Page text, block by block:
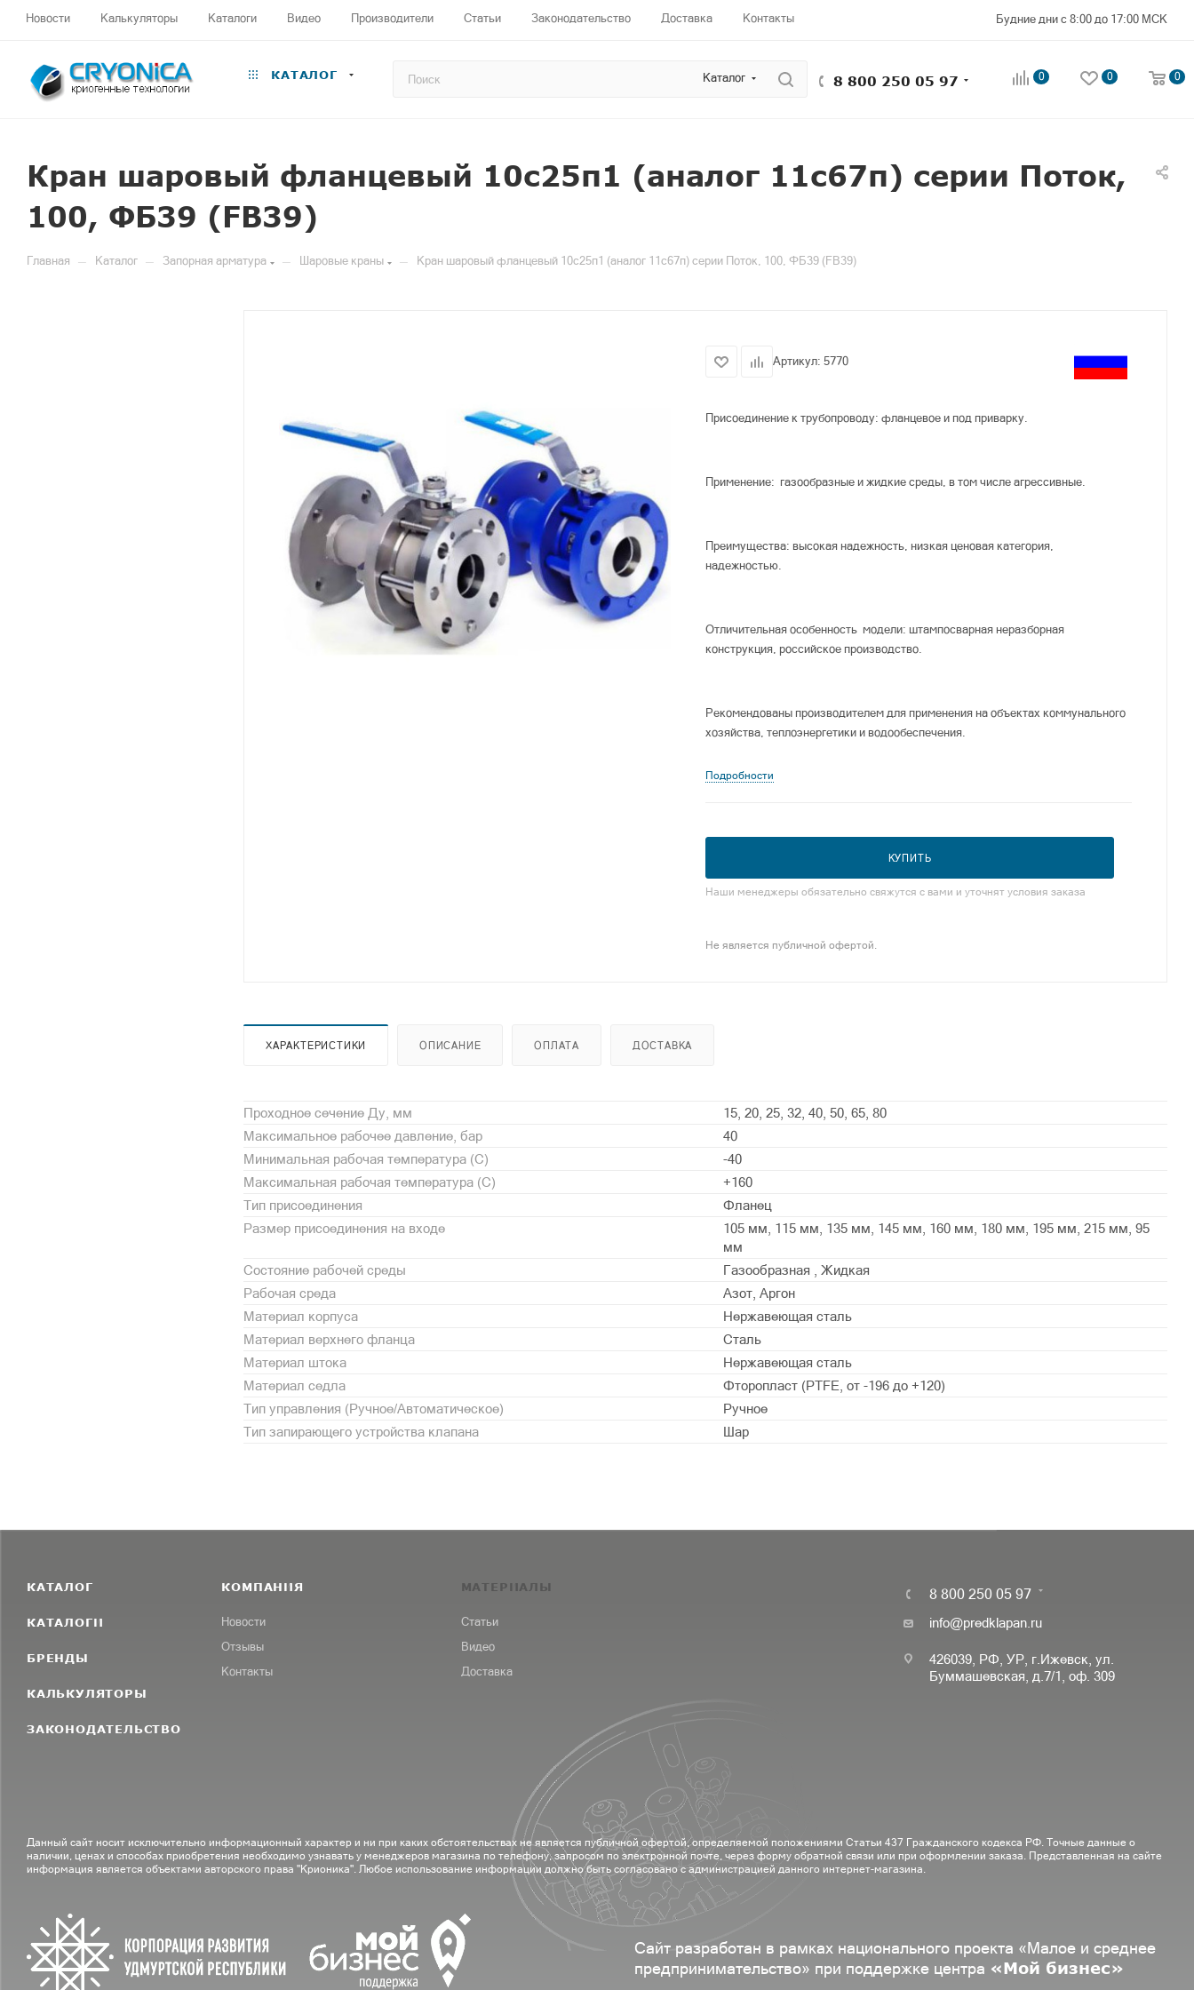
Новости Калькуляторы Каталоги Видео Производители Статьи Законодательство Доставка Контакты Будние дни с 8:00 до 17:00 МСК
КАТАЛОГ Каталог 8 800 250 05 97 0 0 0
Кран шаровый фланцевый 10c25п1 (аналог 11с67п) cерии Поток,
100, ФБ39 (FB39)
Главная — Каталог — Запорная арматура — Шаровые краны — Кран шаровый фланцевый 10c25п1 (аналог 11с67п) cерии Поток, 100, ФБ39 (FB39)
Артикул: 5770
Присоединение к трубопроводу: фланцевое и под приварку.
Применение: газообразные и жидкие среды, в том числе агрессивные.
Преимущества: высокая надежность, низкая ценовая категория,
надежностью.
Отличительная особенность модели: штампосварная неразборная
конструкция, российское производство.
Рекомендованы производителем для применения на объектах коммунального
хозяйства, теплоэнергетики и водообеспечения.
Подробности
КУПИТЬ
Наши менеджеры обязательно свяжутся с вами и уточнят условия заказа
Не является публичной офертой.
ХАРАКТЕРИСТИКИ ОПИСАНИЕ ОПЛАТА ДОСТАВКА
Проходное сечение Ду, мм
15, 20, 25, 32, 40, 50, 65, 80
Максимальное рабочее давление, бар
40
Минимальная рабочая температура (С)
-40
Максимальная рабочая температура (С)
+160
Тип присоединения
Фланец
Размер присоединения на входе
105 мм, 115 мм, 135 мм, 145 мм, 160 мм, 180 мм, 195 мм, 215 мм, 95
мм
Состояние рабочей среды
Газообразная , Жидкая
Рабочая среда
Азот, Аргон
Материал корпуса
Нержавеющая сталь
Материал верхнего фланца
Сталь
Материал штока
Нержавеющая сталь
Материал седла
Фторопласт (PTFE, от -196 до +120)
Тип управления (Ручное/Автоматическое)
Ручное
Тип запирающего устройства клапана
Шар
КАТАЛОГ
КАТАЛОГИ
БРЕНДЫ
КАЛЬКУЛЯТОРЫ
ЗАКОНОДАТЕЛЬСТВО
КОМПАНИЯ
Новости
Отзывы
Контакты
МАТЕРИАЛЫ
Статьи
Видео
Доставка
8 800 250 05 97
info@predklapan.ru
426039, РФ, УР, г.Ижевск, ул.
Буммашевская, д.7/1, оф. 309
Данный сайт носит исключительно информационный характер и ни при каких обстоятельствах не является публичной офертой, определяемой положениями Статьи 437 Гражданского кодекса РФ. Точные данные о
наличии, ценах и способах приобретения необходимо узнавать у менеджеров магазина по телефону, запросом по электронной почте, через форму обратной связи или при оформлении заказа. Представленная на сайте
информация является объектами авторского права "Крионика". Любое использование информации должно быть согласовано с администрацией данного интернет-магазина.
Сайт разработан в рамках национального проекта «Малое и среднее
предпринимательство» при поддержке центра «Мой бизнес»